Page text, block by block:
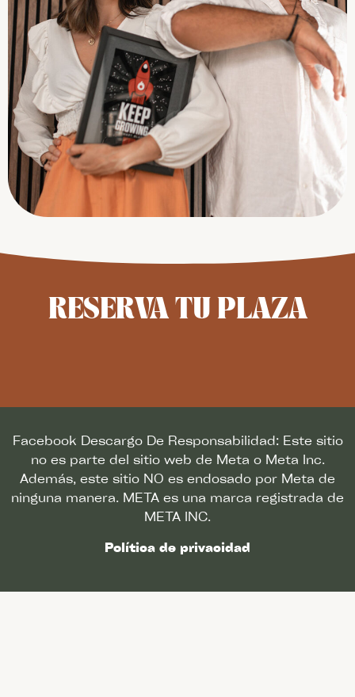
RESERVA TU PLAZA
Facebook Descargo De Responsabilidad: Este sitio
no es parte del sitio web de Meta o Meta Inc.
Además, este sitio NO es endosado por Meta de
ninguna manera. META es una marca registrada de
META INC.
Política de privacidad